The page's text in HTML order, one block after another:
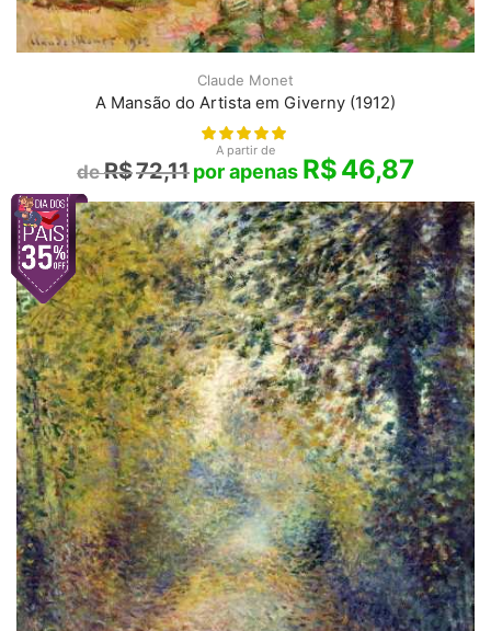
Claude Monet
A Mansão do Artista em Giverny (1912)
A partir de
R$72,11 R$46,87